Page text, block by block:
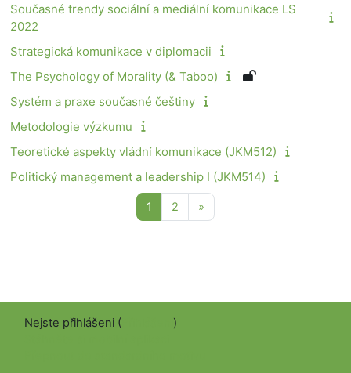
Současné trendy sociální a mediální komunikace LS
2022
Strategická komunikace v diplomacii
The Psychology of Morality (& Taboo)
Systém a praxe současné češtiny
Metodologie výzkumu
Teoretické aspekty vládní komunikace (JKM512)
Politický management a leadership I (JKM514)
1 Stránka 1
2 Stránka 2
»
Nejste přihlášeni (
)